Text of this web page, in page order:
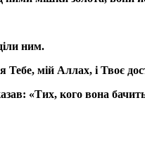
ним.
мій Аллах, і Твоє
«Тих, кого вона